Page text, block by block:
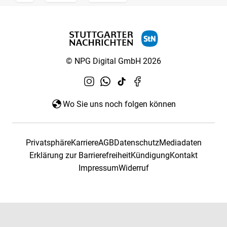
© NPG Digital GmbH 2026
Wo Sie uns noch folgen können
PrivatsphäreKarriereAGBDatenschutzMediadaten
Erklärung zur BarrierefreiheitKündigungKontakt
ImpressumWiderruf